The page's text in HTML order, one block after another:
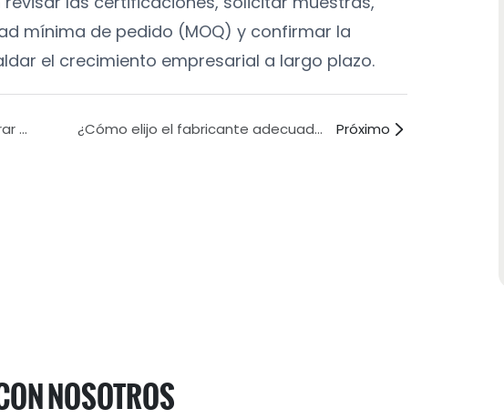
mínima de pedido (MOQ) y confirmar la
el crecimiento empresarial a largo plazo.
¿Cuál es el mejor país para encontrar fabricantes de gomitas para la mejora del rendimiento masculino con certificación GMP? ¿Cómo elijo el fabricante adecuado de cápsulas para la mejora del rendimiento masculino en Asia? Próximo
NOSOTROS